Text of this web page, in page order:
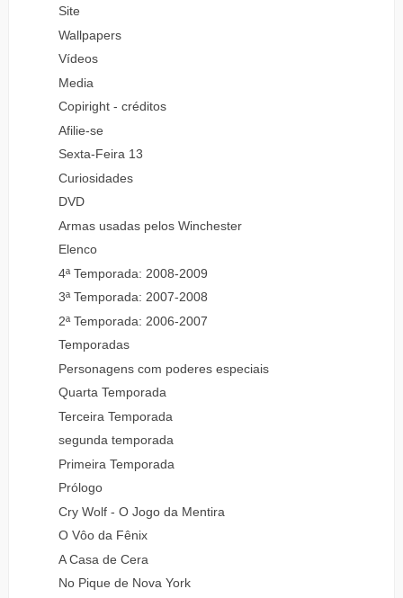
Site
Wallpapers
Vídeos
Media
Copiright - créditos
Afilie-se
Sexta-Feira 13
Curiosidades
DVD
Armas usadas pelos Winchester
Elenco
4ª Temporada: 2008-2009
3ª Temporada: 2007-2008
2ª Temporada: 2006-2007
Temporadas
Personagens com poderes especiais
Quarta Temporada
Terceira Temporada
segunda temporada
Primeira Temporada
Prólogo
Cry Wolf - O Jogo da Mentira
O Vôo da Fênix
A Casa de Cera
No Pique de Nova York